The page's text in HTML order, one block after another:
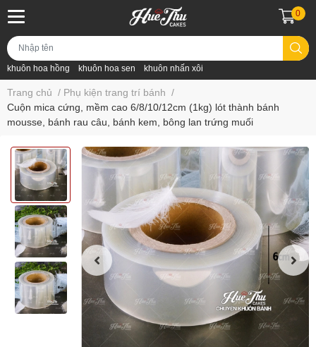
khuôn hoa hồng khuôn hoa sen khuôn nhấn xôi
0
Trang chủ / Phụ kiện trang trí bánh /
Cuộn mica cứng, mềm cao 6/8/10/12cm (1kg) lót thành bánh
mousse, bánh rau câu, bánh kem, bông lan trứng muối